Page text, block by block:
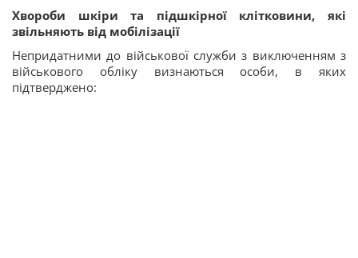
Хвороби шкіри та підшкірної клітковини, які
звільняють від мобілізації
Непридатними до військової служби з виключенням з
військового обліку визнаються особи, в яких
підтверджено: